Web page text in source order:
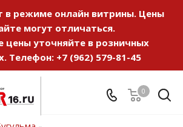
в режиме онлайн витрины. Цены
могут отличаться.
цены уточняйте в розничных
Телефон: +7 (962) 579-81-45
0